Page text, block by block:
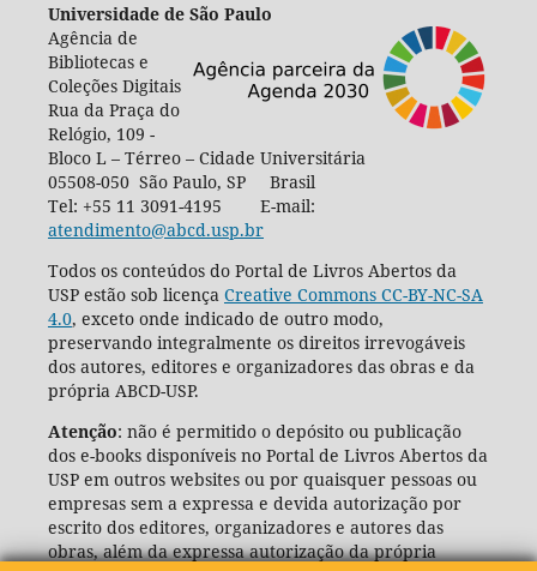
Universidade de São Paulo
Agência de
Bibliotecas e
Coleções Digitais
Rua da Praça do
Relógio, 109 -
Bloco L – Térreo – Cidade Universitária
05508-050 São Paulo, SP Brasil
Tel: +55 11 3091-4195 E-mail:
atendimento@abcd.usp.br
Todos os conteúdos do Portal de Livros Abertos da
USP estão sob licença Creative Commons CC-BY-NC-SA
4.0, exceto onde indicado de outro modo,
preservando integralmente os direitos irrevogáveis
dos autores, editores e organizadores das obras e da
própria ABCD-USP.
Atenção: não é permitido o depósito ou publicação
dos e-books disponíveis no Portal de Livros Abertos da
USP em outros websites ou por quaisquer pessoas ou
empresas sem a expressa e devida autorização por
escrito dos editores, organizadores e autores das
obras, além da expressa autorização da própria